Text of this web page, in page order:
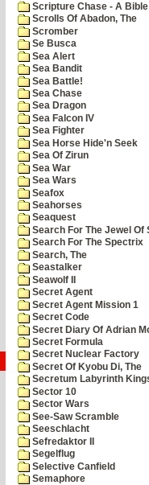
Scripture Chase - A Bible
Scrolls Of Abadon, The
Scromber
Se Busca
Sea Alert
Sea Bandit
Sea Battle!
Sea Chase
Sea Dragon
Sea Falcon IV
Sea Fighter
Sea Horse Hide'n Seek
Sea Of Zirun
Sea War
Sea Wars
Seafox
Seahorses
Seaquest
Search For The Jewel Of
Search For The Spectrix
Search, The
Seastalker
Seawolf II
Secret Agent
Secret Agent Mission 1
Secret Code
Secret Diary Of Adrian
Secret Formula
Secret Nuclear Factory
Secret Of Kyobu Di, The
Secretum Labyrinth
Sector 10
Sector Wars
See-Saw Scramble
Seeschlacht
Sefredaktor II
Segelflug
Selective Canfield
Semaphore